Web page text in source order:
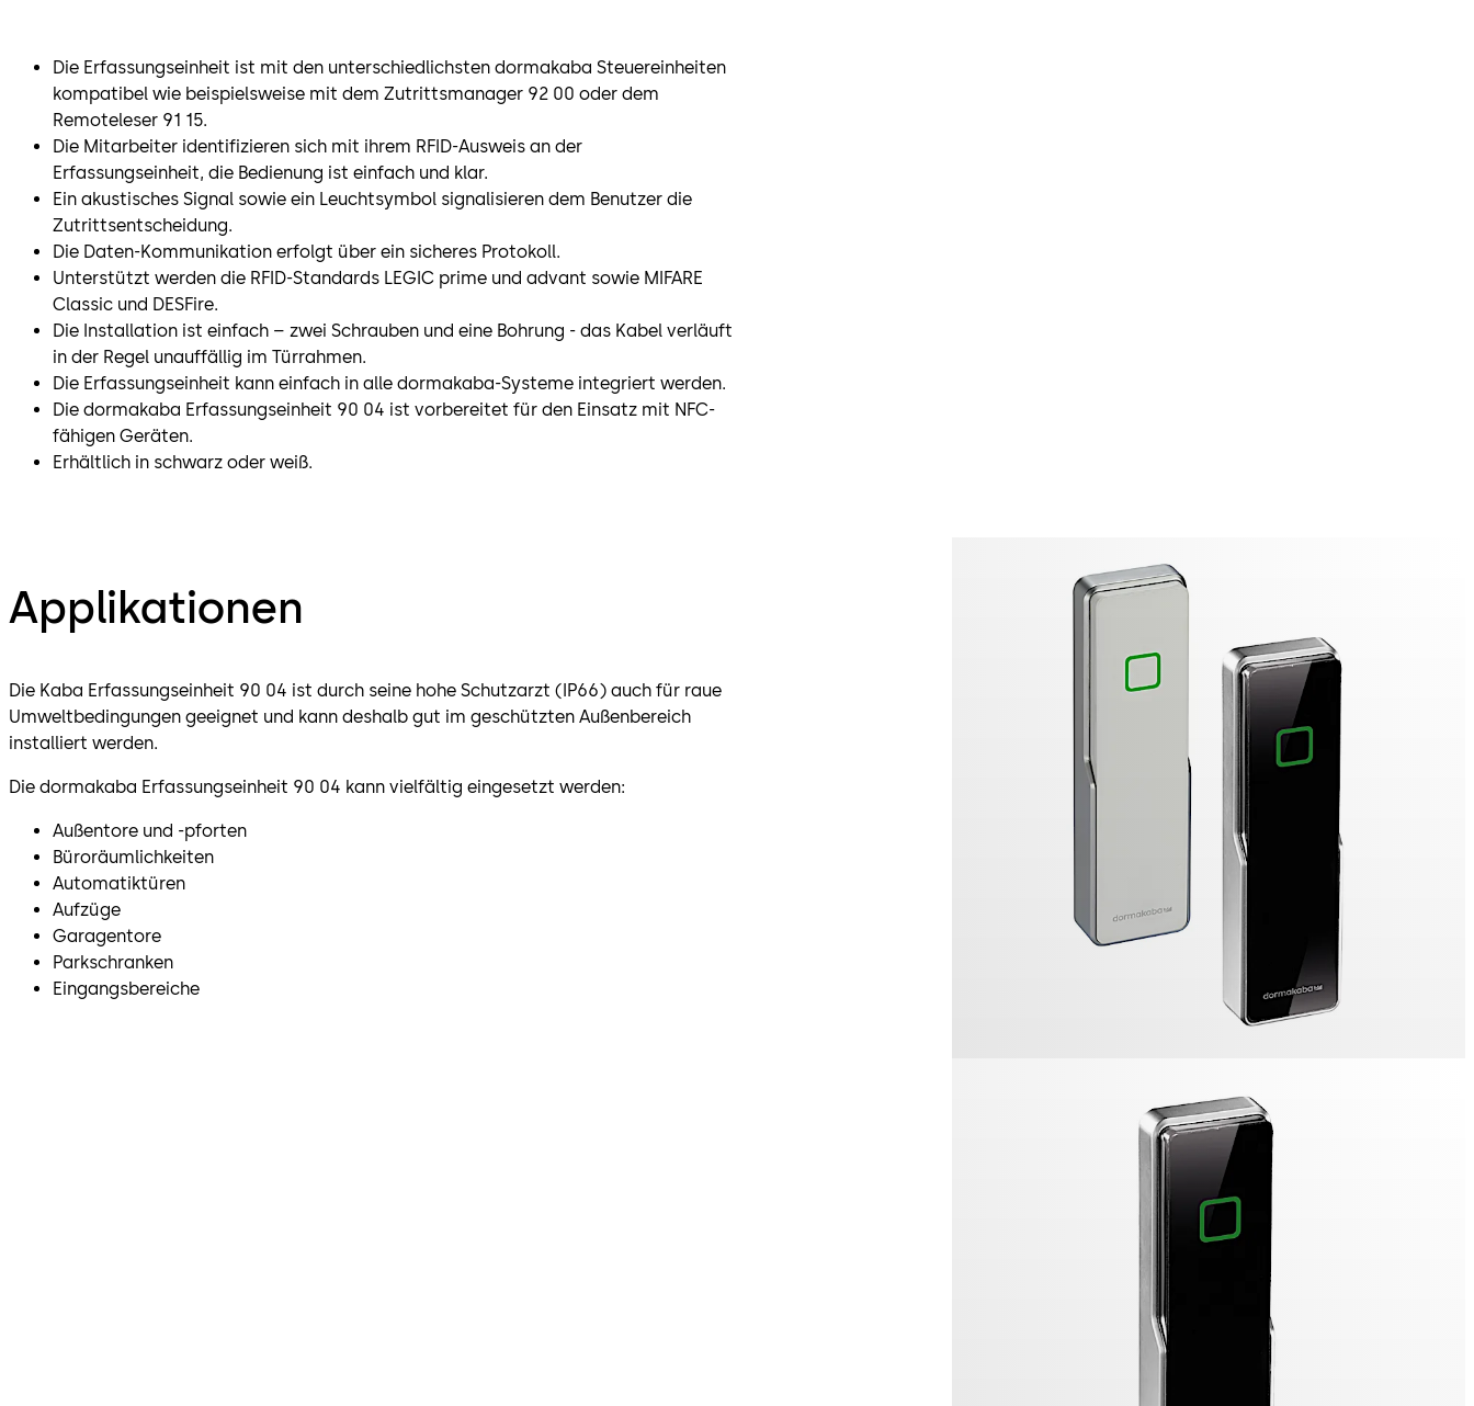
Die Erfassungseinheit ist mit den unterschiedlichsten dormakaba Steuereinheiten
kompatibel wie beispielsweise mit dem Zutrittsmanager 92 00 oder dem
Remoteleser 91 15.
Die Mitarbeiter identifizieren sich mit ihrem RFID-Ausweis an der
Erfassungseinheit, die Bedienung ist einfach und klar.
Ein akustisches Signal sowie ein Leuchtsymbol signalisieren dem Benutzer die
Zutrittsentscheidung.
Die Daten-Kommunikation erfolgt über ein sicheres Protokoll.
Unterstützt werden die RFID-Standards LEGIC prime und advant sowie MIFARE
Classic und DESFire.
Die Installation ist einfach – zwei Schrauben und eine Bohrung - das Kabel verläuft
in der Regel unauffällig im Türrahmen.
Die Erfassungseinheit kann einfach in alle dormakaba-Systeme integriert werden.
Die dormakaba Erfassungseinheit 90 04 ist vorbereitet für den Einsatz mit NFC-
fähigen Geräten.
Erhältlich in schwarz oder weiß.
Applikationen
Die Kaba Erfassungseinheit 90 04 ist durch seine hohe Schutzarzt (IP66) auch für raue
Umweltbedingungen geeignet und kann deshalb gut im geschützten Außenbereich
installiert werden.
Die dormakaba Erfassungseinheit 90 04 kann vielfältig eingesetzt werden:
Außentore und -pforten
Büroräumlichkeiten
Automatiktüren
Aufzüge
Garagentore
Parkschranken
Eingangsbereiche